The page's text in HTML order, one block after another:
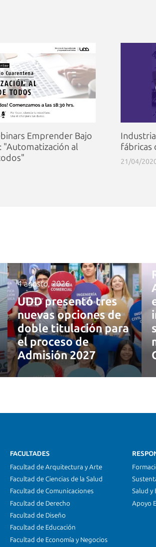
Emprender Bajo
"Automatización al
fábricas
21/04/
4 agosto, 2026
UDD presentó tres
nuevas opciones de
doble titulación para
el proceso de
Admisión 2027
FACULTADES
Facultad de Arquitectura y Arte
Facultad de Ciencias de la Salud
Facultad de Comunicaciones
Facultad de Derecho
Facultad de Diseño
Facultad de Educación
Facultad de Economía y Negocios
Salud y
Apoyo